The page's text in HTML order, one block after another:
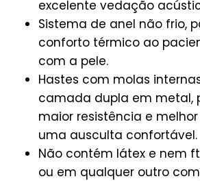
excelente vedação
Sistema de anel não frio,
conforto térmico ao
com a pele.
Hastes com molas
camada dupla em metal,
maior resistência e
uma ausculta confortável.
Não contém látex e nem
ou em qualquer outro